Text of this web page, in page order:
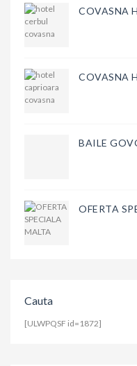
COVASNA
COVASNA
BAILE
OFERTA
Cauta
[ULWPQSF id=1872]